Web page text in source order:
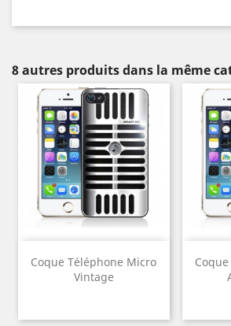
8 autres produits dans la même
Coque Téléphone Micro
Vintage